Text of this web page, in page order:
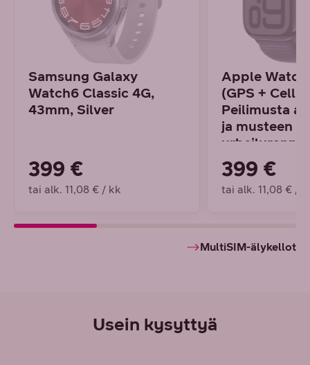
Samsung Galaxy
Watch6 Classic 4G,
43mm, Silver
399 €
tai alk. 11,08 € / kk
Apple Watch
(GPS +
Peilimusta
ja musteen
399 €
tai alk. 11,08 € /
MultiSIM-älykellot
Usein kysyttyä